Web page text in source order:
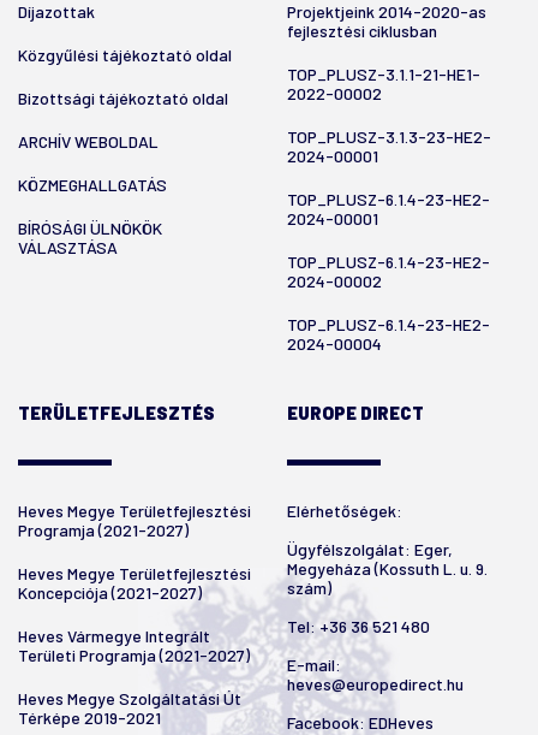
Díjazottak
Közgyűlési tájékoztató oldal
Bizottsági tájékoztató oldal
ARCHÍV WEBOLDAL
KÖZMEGHALLGATÁS
BÍRÓSÁGI ÜLNÖKÖK
VÁLASZTÁSA
Projektjeink 2014-2020-as
fejlesztési ciklusban
TOP_PLUSZ-3.1.1-21-HE1-
2022-00002
TOP_PLUSZ-3.1.3-23-HE2-
2024-00001
TOP_PLUSZ-6.1.4-23-HE2-
2024-00001
TOP_PLUSZ-6.1.4-23-HE2-
2024-00002
TOP_PLUSZ-6.1.4-23-HE2-
2024-00004
TERÜLETFEJLESZTÉS
Heves Megye Területfejlesztési
Programja (2021-2027)
Heves Megye Területfejlesztési
Koncepciója (2021-2027)
Heves Vármegye Integrált
Területi Programja (2021-2027)
Heves Megye Szolgáltatási Út
Térképe 2019-2021
EUROPE DIRECT
Elérhetőségek:
Ügyfélszolgálat: Eger,
Megyeháza (Kossuth L. u. 9.
szám)
Tel:+36 36 521 480
E-mail:
heves@europedirect.hu
Facebook: EDHeves